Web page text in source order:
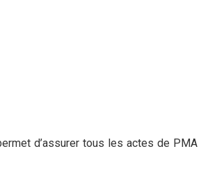
d’assurer tous les actes de